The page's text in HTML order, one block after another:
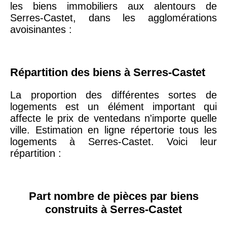
20ème
arrondissement
9 623 € 11 141 €
19ème
arrondissement
9 231 €
51100 -Reims 3 036 € 2 667 €
75013 -Paris
13ème
76600 -Le Havre 2 455 € 2 453 €
les biens immobiliers aux alentours de
Serres-Castet, dans les agglomérations
avoisinantes :
Répartition des biens à Serres-Castet
La proportion des différentes sortes de
logements est un élément important qui
affecte le prix de ventedans n'importe quelle
ville. Estimation en ligne répertorie tous les
logements à Serres-Castet. Voici leur
répartition :
Part nombre de pièces par biens
construits à Serres-Castet